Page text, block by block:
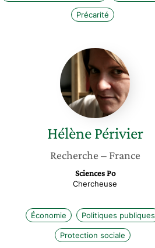
Précarité
Hélène
Périvier
Hélène Périvier
Recherche – France
Sciences Po
Chercheuse
Économie Politiques publiques
Protection sociale